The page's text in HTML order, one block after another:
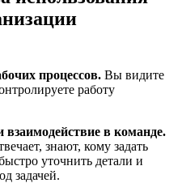
процессов. Вы видите
работу
в команде.
знают, кому задать
уточнить детали и
задачей.